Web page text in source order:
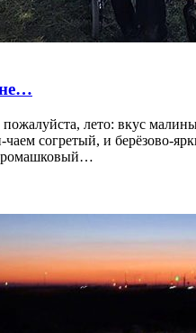
лето: вкус
чаем согретый, и берёзово-